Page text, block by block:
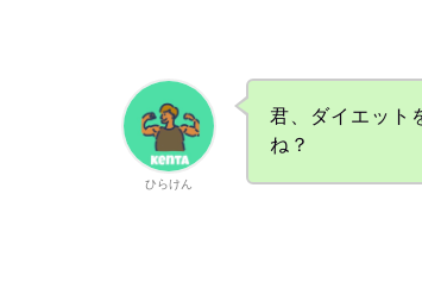
ひらけん
君、ダイエット
ね？